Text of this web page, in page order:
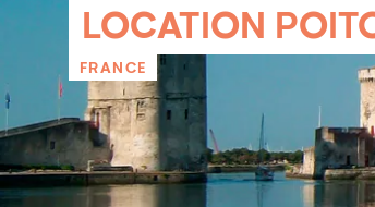
LOCATION
FRANCE